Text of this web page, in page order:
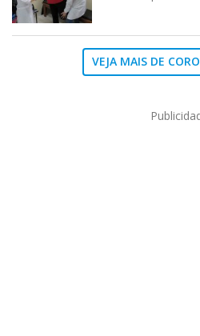
VEJA MAIS DE